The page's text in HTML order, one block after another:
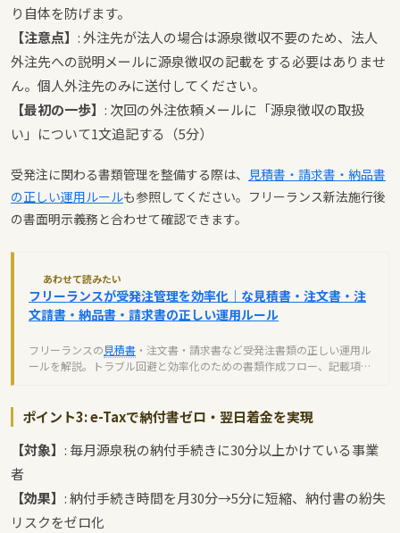
り自体を防げます。
【注意点】 : 外注先が法人の場合は源泉徴収不要のため、法人
外注先への説明メールに源泉徴収の記載をする必要はありませ
ん。個人外注先のみに送付してください。
【最初の一歩】 : 次回の外注依頼メールに「源泉徴収の取扱
い」について1文追記する（5分）
受発注に関わる書類管理を整備する際は、 見積書・請求書・納品書
の正しい運用ルールも参照してください。フリーランス新法施行後
の書面明示義務と合わせて確認できます。
あわせて読みたい
フリーランスが受発注管理を効率化｜な見積書・注文書・注
文請書・納品書・請求書の正しい運用ルール
フリーランスの見積書 ・注文書・請求書など受発注書類の正しい運用ル
ールを解説。トラブル回避と効率化のための書類作成フロー、記載項
ポイント3: e-Taxで納付書ゼロ・翌日着金を実現
【対象】 : 毎月源泉税の納付手続きに30分以上かけている事業
者
【効果】 : 納付手続き時間を月30分→5分に短縮、納付書の紛失
リスクをゼロ化